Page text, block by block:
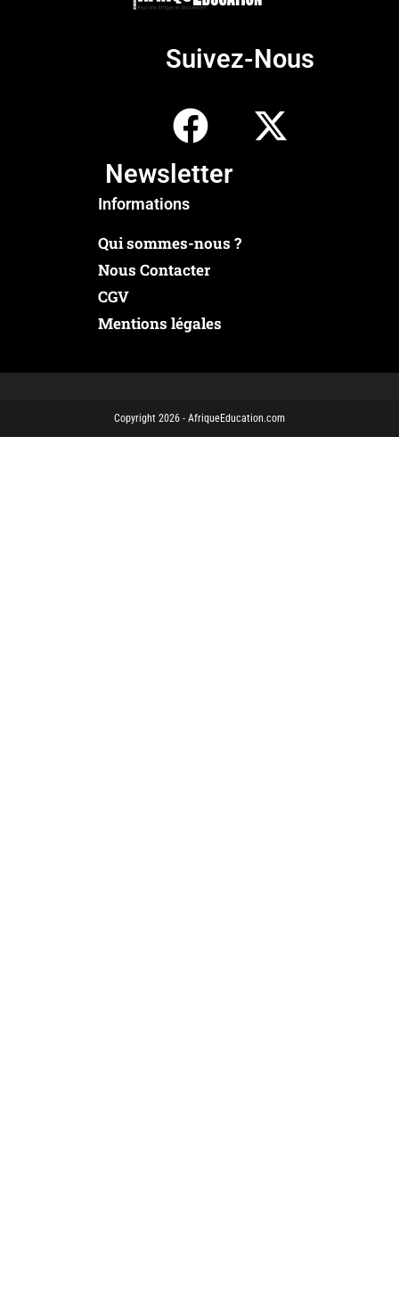
Suivez-Nous
Newsletter
Informations
Qui sommes-nous ?
Nous Contacter
CGV
Mentions légales
Copyright 2026 - AfriqueEducation.com